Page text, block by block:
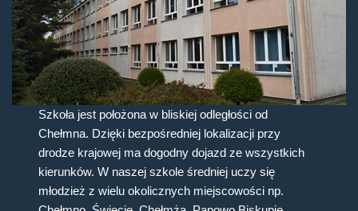
Szkoła jest położona w bliskiej odległości od
Chełmna. Dzięki bezpośredniej lokalizacji przy
drodze krajowej ma dogodny dojazd ze wszystkich
kierunków. W naszej szkole średniej uczy się
młodzież z wielu okolicznych miejscowości np.